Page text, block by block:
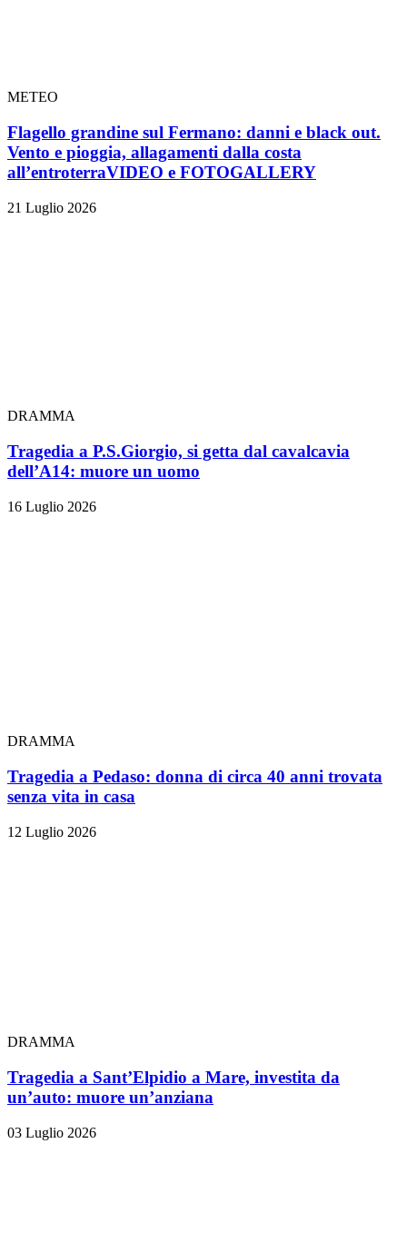
METEO
Flagello grandine sul Fermano: danni e black out.
Vento e pioggia, allagamenti dalla costa
all’entroterraVIDEO e FOTOGALLERY
21 Luglio 2026
DRAMMA
Tragedia a P.S.Giorgio, si getta dal cavalcavia
dell’A14: muore un uomo
16 Luglio 2026
DRAMMA
Tragedia a Pedaso: donna di circa 40 anni trovata
senza vita in casa
12 Luglio 2026
DRAMMA
Tragedia a Sant’Elpidio a Mare, investita da
un’auto: muore un’anziana
03 Luglio 2026